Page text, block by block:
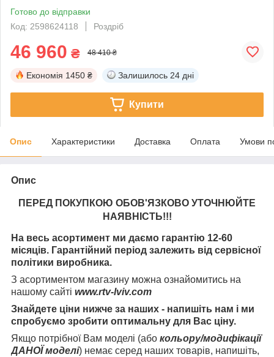
Готово до відправки
Код: 2598624118
Роздріб
46 960 ₴ 48 410 ₴
Економія 1450 ₴ Залишилось 24 дні
Купити
Опис Характеристики Доставка Оплата Умови
Опис
ПЕРЕД ПОКУПКОЮ ОБОВ'ЯЗКОВО УТОЧНЮЙТЕ
НАЯВНІСТЬ!!!
На весь асортимент ми даємо гарантію 12-60
місяців. Гарантійний період залежить від сервісної
політики виробника.
З асортиментом магазину можна ознайомитись на
нашому сайті www.rtv-lviv.com
Знайдете ціни нижче за наших - напишіть нам і ми
спробуємо зробити оптимальну для Вас ціну.
Якщо потрібної Вам моделі (або кольору/модифікації
ДАНОЇ моделі) немає серед наших товарів, напишіть,